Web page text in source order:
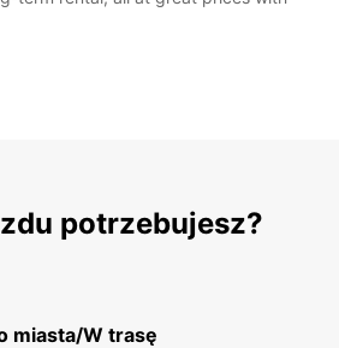
potrzebujesz?
miasta/W trasę